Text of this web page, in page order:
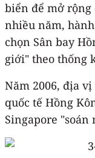
biển để mở
nhiều năm,
chọn Sân bay
giới" theo thống
Năm 2006, địa
quốc tế Hồng
Singapore "soán